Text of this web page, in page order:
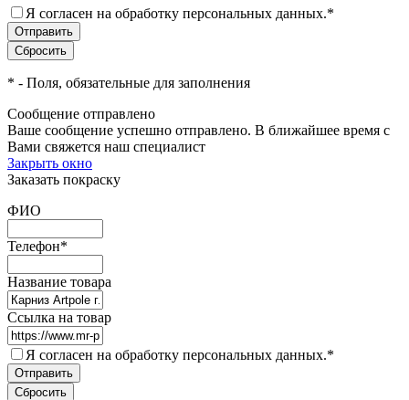
Я согласен на обработку персональных данных.*
* - Поля, обязательные для заполнения
Сообщение отправлено
Ваше сообщение успешно отправлено. В ближайшее время с
Вами свяжется наш специалист
Закрыть окно
Заказать покраску
ФИО
Телефон*
Название товара
Ссылка на товар
Я согласен на обработку персональных данных.*